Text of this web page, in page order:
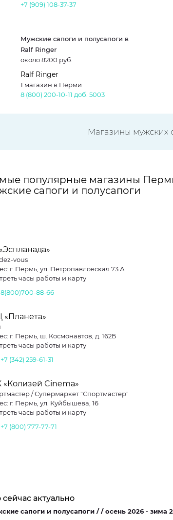
+7 (909) 108-37-37
Мужские сапоги и полусапоги в
Ralf Ringer
около 8200 руб.
Ralf Ringer
1 магазин в Перми
8 (800) 200-10-11 доб. 5003
Магазины мужских
популярные магазины
сапоги и полусапоги
vous
г. Пермь, ул. Петропавловская 73 А
часы работы и карту
8(800)700-88-66
«Планета»
г. Пермь, ш. Космонавтов, д. 162Б
часы работы и карту
+7 (342) 259-61-31
«Колизей Cinema»
/ Супермаркет "Спортмастер"
г. Пермь, ул. Куйбышева, 16
часы работы и карту
+7 (800) 777-77-71
сейчас актуально
Мужские сапоги и полусапоги / / осень 2026 -